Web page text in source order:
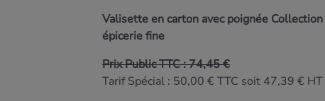
Valisette en carton avec poignée
épicerie fine
Prix Public TTC : 74,45 €
Tarif Spécial : 50,00 € TTC soit 47,39 € HT